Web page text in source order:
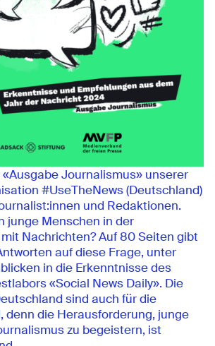
Journalismus» unserer
#UseTheNews (Deutschland)
und Redaktionen.
junge Menschen in der
Nachrichten? Auf 80 Seiten gibt
auf diese Frage, unter
in die Erkenntnisse des
«Social News Daily». Die
sind auch für die
denn die Herausforderung, junge
zu begeistern, ist